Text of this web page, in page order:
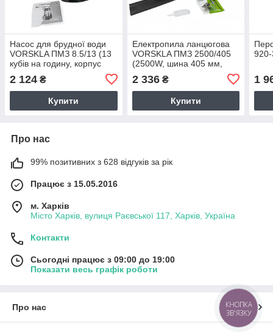
Насос для брудної води
VORSKLA ПМЗ 8.5/13 (13
кубів на годину, корпус
2 124 ₴
Купити
Електропила ланцюгова
VORSKLA ПМЗ 2500/405
(2500W, шина 405 мм,
2 336₴
Купити
1
Про нас
99% позитивних з 628 відгуків за рік
Працює з 15.05.2016
м. Харків
Місто Харків, вулиця Раєвської 117, Харків, Україна
Контакти
Сьогодні працює з 09:00 до 19:00
Показати весь графік роботи
Про нас
КНОПКА
ЗВ'ЯЗКУ